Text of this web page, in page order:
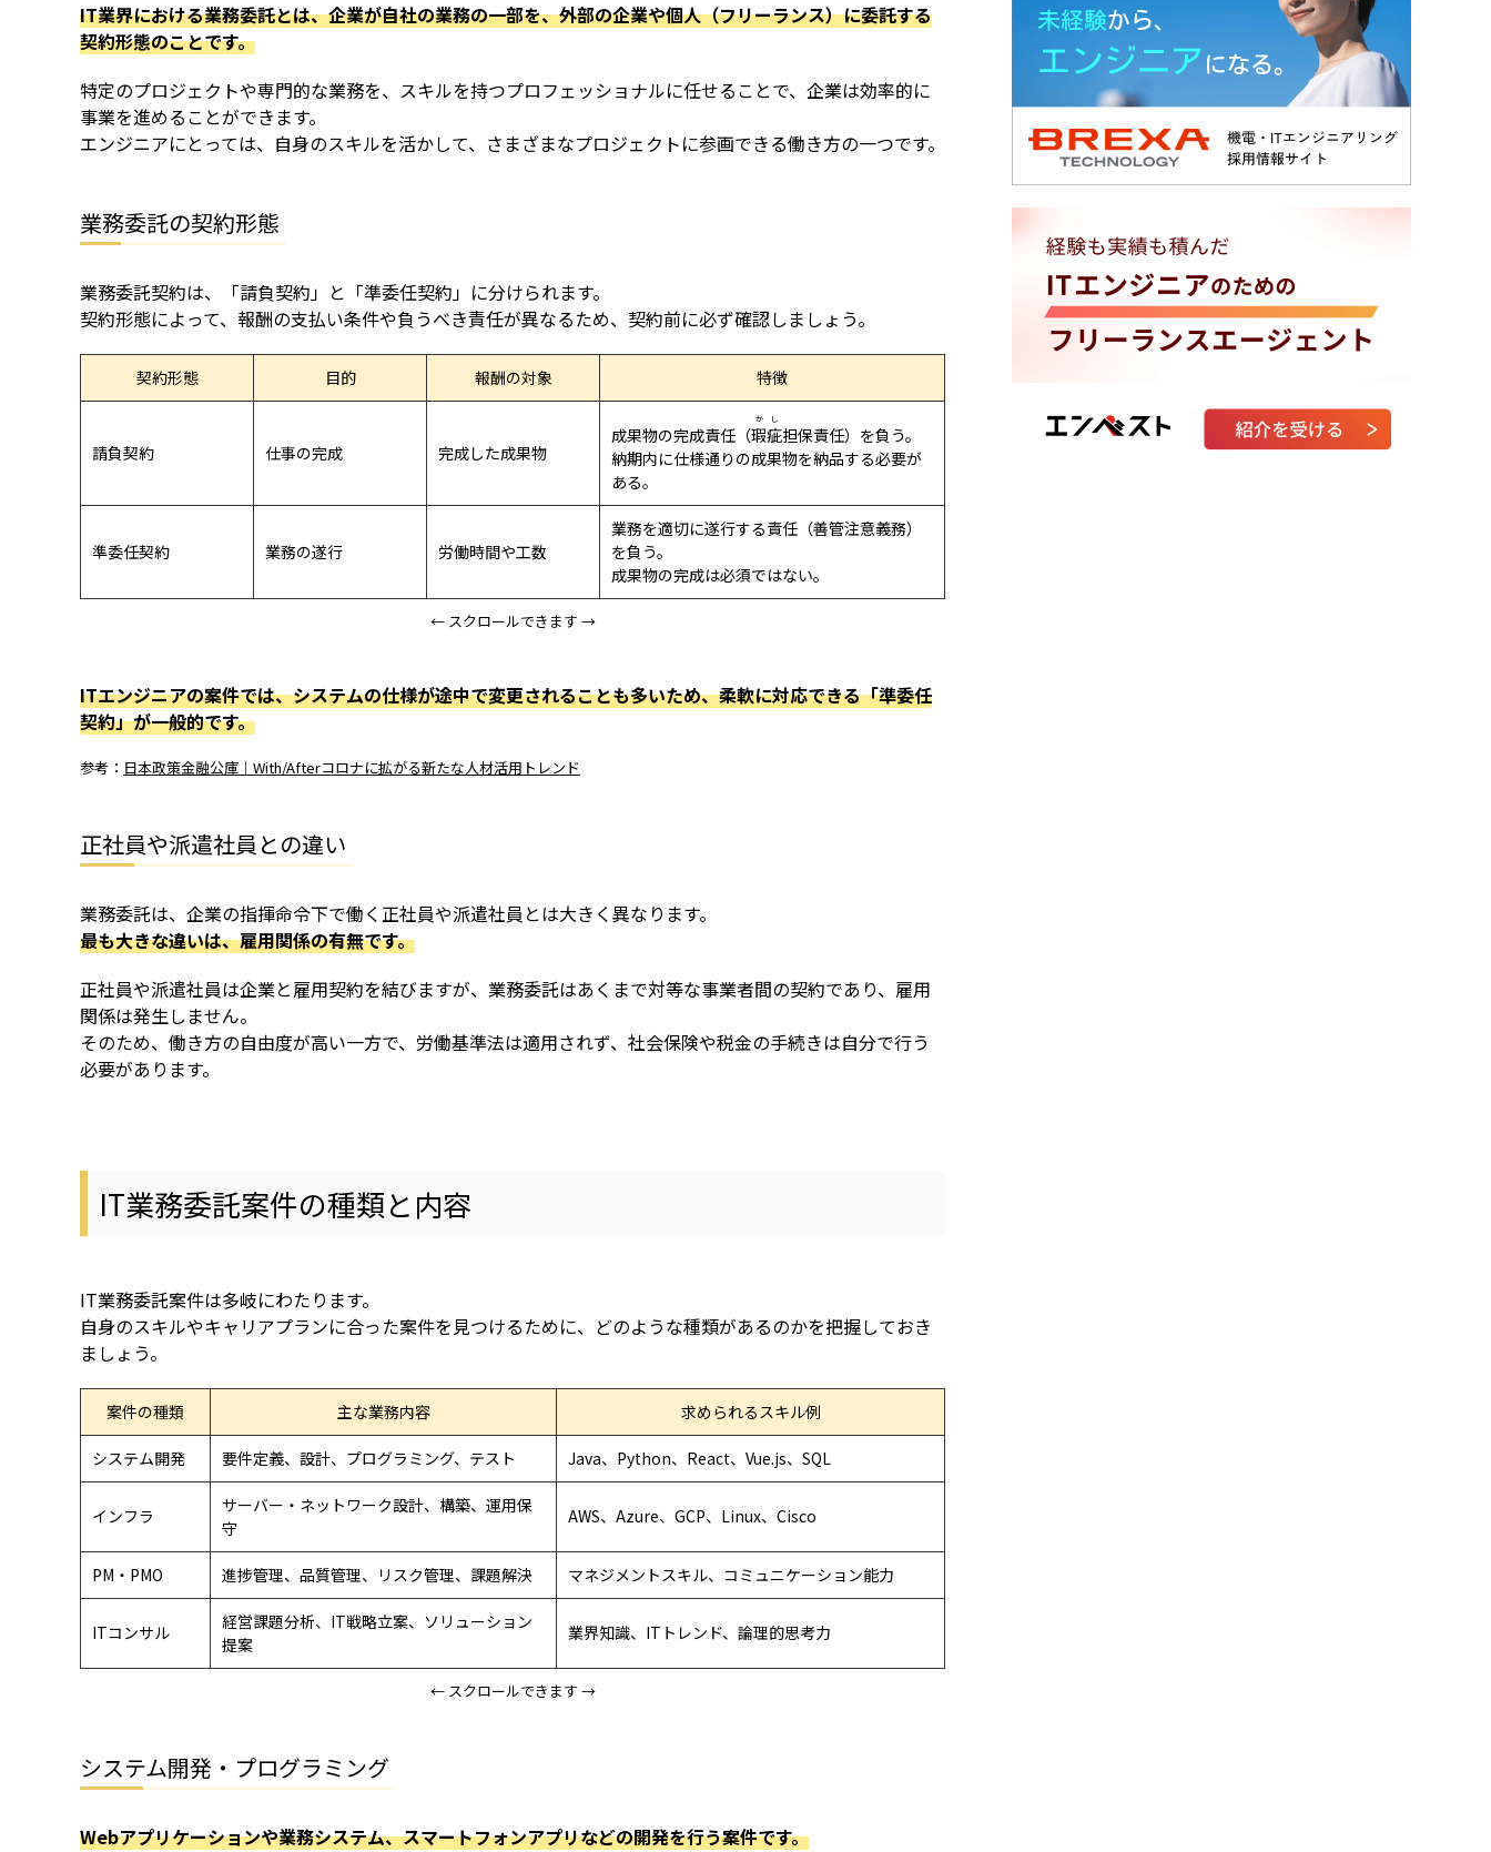
IT業界における業務委託とは、企業が自社の業務の一部を、外部の企業や個人（フリーランス）に委託する
契約形態のことです。
特定のプロジェクトや専門的な業務を、スキルを持つプロフェッショナルに任せることで、企業は効率的に
事業を進めることができます。
エンジニアにとっては、自身のスキルを活かして、さまざまなプロジェクトに参画できる働き方の一つです。
業務委託の契約形態
業務委託契約は、「請負契約」と「準委任契約」に分けられます。
契約形態によって、報酬の支払い条件や負うべき責任が異なるため、契約前に必ず確認しましょう。
契約形態 目的 報酬の対象 特徴
請負契約 仕事の完成 完成した成果物
成果物の完成責任（瑕疵
かし
担保責任）を負う。
納期内に仕様通りの成果物を納品する必要が
ある。
準委任契約 業務の遂行 労働時間や工数
業務を適切に遂行する責任（善管注意義務）
を負う。
成果物の完成は必須ではない。
← スクロールできます →
ITエンジニアの案件では、システムの仕様が途中で変更されることも多いため、柔軟に対応できる「準委任
契約」が一般的です。
参考： 日本政策金融公庫｜With/Afterコロナに拡がる新たな人材活用トレンド
正社員や派遣社員との違い
業務委託は、企業の指揮命令下で働く正社員や派遣社員とは大きく異なります。
最も大きな違いは、雇用関係の有無です。
正社員や派遣社員は企業と雇用契約を結びますが、業務委託はあくまで対等な事業者間の契約であり、雇用
関係は発生しません。
そのため、働き方の自由度が高い一方で、労働基準法は適用されず、社会保険や税金の手続きは自分で行う
必要があります。
IT業務委託案件の種類と内容
IT業務委託案件は多岐にわたります。
自身のスキルやキャリアプランに合った案件を見つけるために、どのような種類があるのかを把握しておき
ましょう。
案件の種類 主な業務内容 求められるスキル例
システム開発 要件定義、設計、プログラミング、テスト Java、Python、React、Vue.js、SQL
インフラ
サーバー・ネットワーク設計、構築、運用保
守
AWS、Azure、GCP、Linux、Cisco
PM・PMO 進捗管理、品質管理、リスク管理、課題解決 マネジメントスキル、コミュニケーション能力
ITコンサル
経営課題分析、IT戦略立案、ソリューション
提案
業界知識、ITトレンド、論理的思考力
← スクロールできます →
システム開発・プログラミング
Webアプリケーションや業務システム、スマートフォンアプリなどの開発を行う案件です。